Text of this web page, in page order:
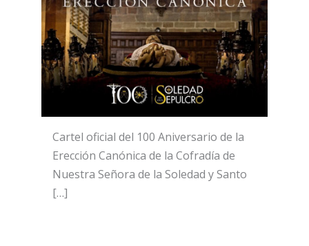
Cartel oficial del 100 Aniversario de la
Erección Canónica de la Cofradía de
Nuestra Señora de la Soledad y Santo
[…]